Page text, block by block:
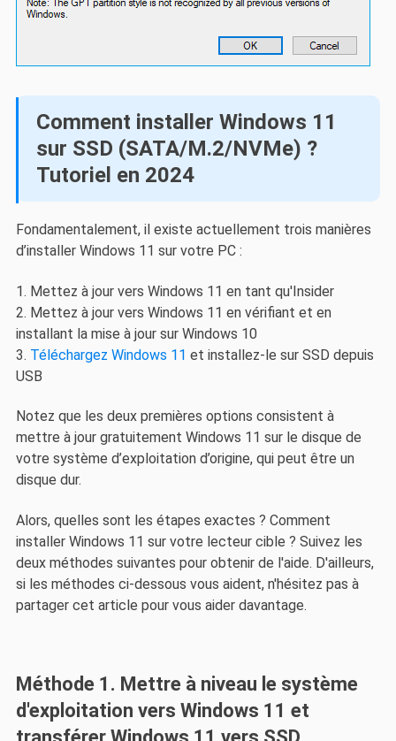
Comment installer Windows 11
sur SSD (SATA/M.2/NVMe) ?
Tutoriel en 2024
Fondamentalement, il existe actuellement trois manières
d’installer Windows 11 sur votre PC :
1. Mettez à jour vers Windows 11 en tant qu'Insider
2. Mettez à jour vers Windows 11 en vérifiant et en
installant la mise à jour sur Windows 10
3. Téléchargez Windows 11 et installez-le sur SSD depuis
USB
Notez que les deux premières options consistent à
mettre à jour gratuitement Windows 11 sur le disque de
votre système d’exploitation d’origine, qui peut être un
disque dur.
Alors, quelles sont les étapes exactes ? Comment
installer Windows 11 sur votre lecteur cible ? Suivez les
deux méthodes suivantes pour obtenir de l'aide. D'ailleurs,
si les méthodes ci-dessous vous aident, n'hésitez pas à
partager cet article pour vous aider davantage.
Méthode 1. Mettre à niveau le système
d'exploitation vers Windows 11 et